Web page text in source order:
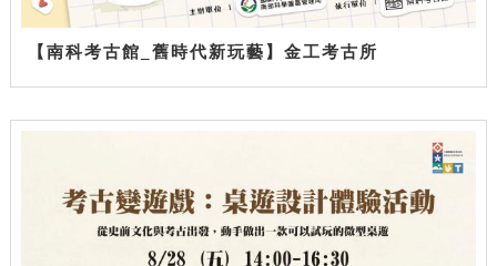
【南科考古館_舊時代新玩藝】金工考古所